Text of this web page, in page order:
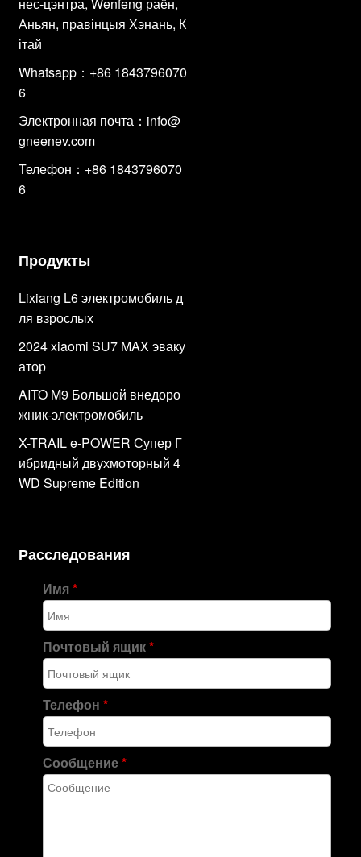
Аньян, правінцыя Хэнань, К
ітай
Whatsapp：+86 1843796070
6
Электронная почта： info@
gneenev.com
Телефон：+86 1843796070
6
Продукты
Lixiang L6 электромобиль д
ля взрослых
2024 xiaomi SU7 MAX эваку
атор
AITO M9 Большой внедоро
жник-электромобиль
X-TRAIL e-POWER Супер Г
ибридный двухмоторный 4
WD Supreme Edition
Расследования
Имя*
Почтовый ящик*
Телефон*
Сообщение*